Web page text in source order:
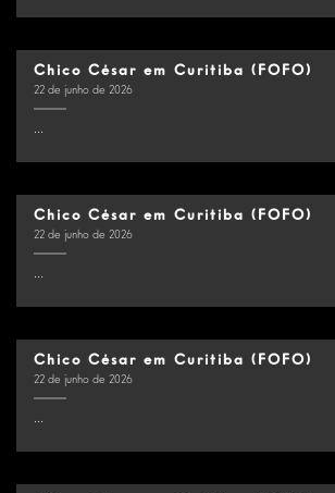
Chico César em Curitiba (FOFO)
22 de junho de 2026
Chico César em Curitiba (FOFO)
22 de junho de 2026
...
Chico César em Curitiba (FOFO)
22 de junho de 2026
...